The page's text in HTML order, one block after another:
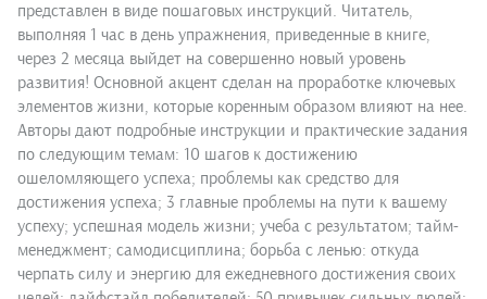
представлен в виде пошаговых инструкций. Читатель,
выполняя 1 час в день упражнения, приведенные в книге,
через 2 месяца выйдет на совершенно новый уровень
развития! Основной акцент сделан на проработке ключевых
элементов жизни, которые коренным образом влияют на нее.
Авторы дают подробные инструкции и практические задания
по следующим темам: 10 шагов к достижению
ошеломляющего успеха; проблемы как средство для
достижения успеха; 3 главные проблемы на пути к вашему
успеху; успешная модель жизни; учеба с результатом; тайм-
менеджмент; самодисциплина; борьба с ленью: откуда
черпать силу и энергию для ежедневного достижения своих